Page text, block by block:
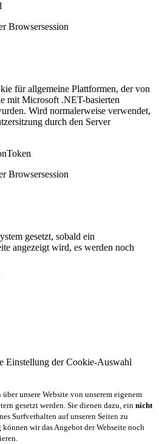
Browsersession
für allgemeine Plattformen, der von
mit Microsoft .NET-basierten
Wird normalerweise verwendet,
durch den Server
Browsersession
gesetzt, sobald ein
angezeigt wird, es werden noch
Einstellung der Cookie-Auswahl
unsere Website von unserem eigenem
gesetzt werden. Sie dienen dazu, ein nicht
Surfverhalten auf unseren Seiten zu
wir das Angebot der Webseite noch